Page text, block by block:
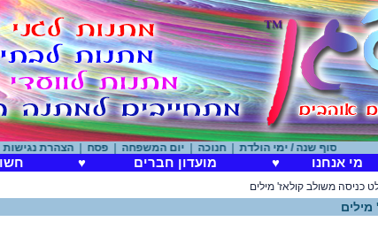
סוף שנה / ימי הולדת|חנוכה|יום המשפחה|פסח |הצהרת נגישות|
מי אנחנו ♥ מועדון חברים ♥
כניסה משולב קולאז' מילים